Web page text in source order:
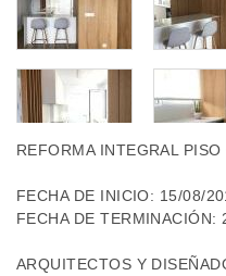
REFORMA INTEGRAL
FECHA DE INICIO: 15/08/
FECHA DE TERMINACIÓN:
ARQUITECTOS Y